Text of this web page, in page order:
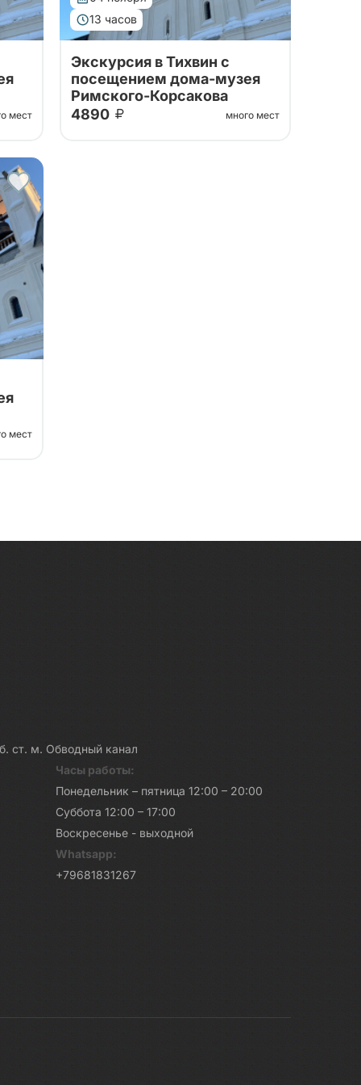
мест
13 часов
Тур в Тихвин на 1 день с
Экскурсия в Тихвин с
посещением дома-музея
Римского-Корсакова
4890
много мест
мест
ст. м. Обводный канал
Часы работы:
Понедельник – пятница 12:00 – 20:00
Суббота 12:00 – 17:00
Воскресенье - выходной
Whatsapp:
+79681831267